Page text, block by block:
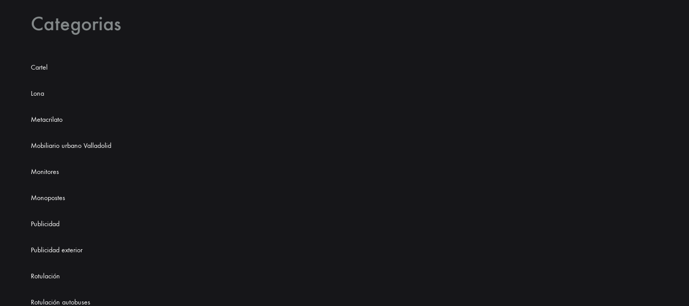
Categorias
Cartel
Lona
Metacrilato
Mobiliario urbano Valladolid
Monitores
Monopostes
Publicidad
Publicidad exterior
Rotulación
Rotulación autobuses